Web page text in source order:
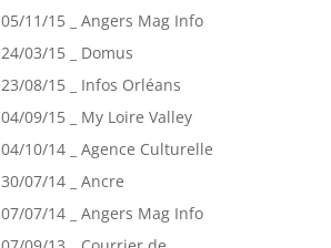
05/11/15 _ Angers Mag Info
24/03/15 _ Domus
23/08/15 _ Infos Orléans
04/09/15 _ My Loire Valley
04/10/14 _ Agence Culturelle
30/07/14 _ Ancre
07/07/14 _ Angers Mag Info